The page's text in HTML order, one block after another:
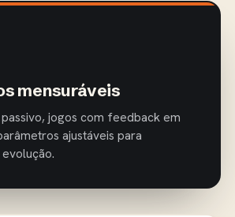
mensuráveis
jogos com feedback em
ajustáveis para